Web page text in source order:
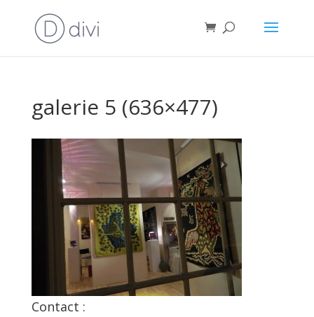
galerie 5 (636×477)
Contact :